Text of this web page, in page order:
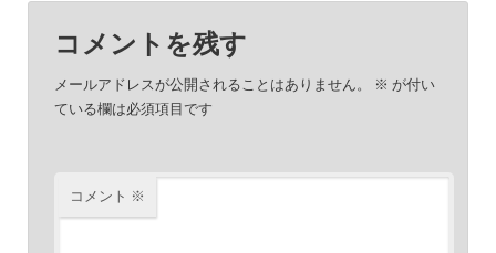
コメントを残す
メールアドレスが公開されることはありません。 ※ が付い
ている欄は必須項目です
コメント ※